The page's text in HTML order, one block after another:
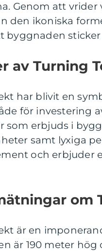
Genom att
den ikoniska
byggnaden
av Turning
har blivit en
för investering
som erbjuds i
samt lyxiga
och erbjuder
om
är en
är 190 meter